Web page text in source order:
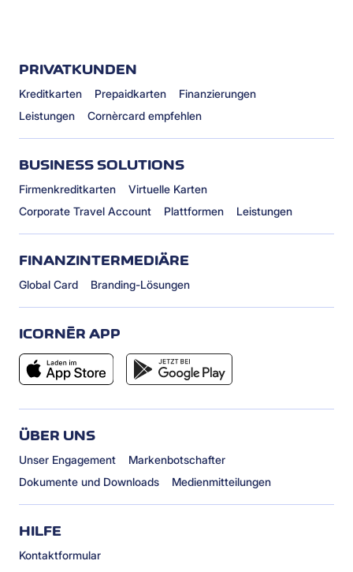
PRIVATKUNDEN
Kreditkarten Prepaidkarten
Finanzierungen
Leistungen
Cornèrcard empfehlen
BUSINESS SOLUTIONS
Firmenkreditkarten
Virtuelle Karten
Corporate Travel Account
Plattformen Leistungen
FINANZINTERMEDIÄRE
Global Card Branding-Lösungen
ICORNÈR APP
ÜBER UNS
Unser Engagement
Markenbotschafter
Dokumente und Downloads
Medienmitteilungen
HILFE
Kontaktformular